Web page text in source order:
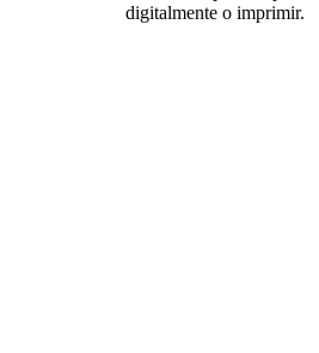
digitalmente o imprimir.